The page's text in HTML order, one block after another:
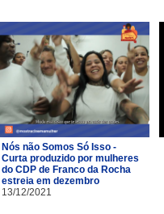
Nós não Somos Só Isso -
Curta produzido por mulheres
do CDP de Franco da Rocha
estreia em dezembro
13/12/2021